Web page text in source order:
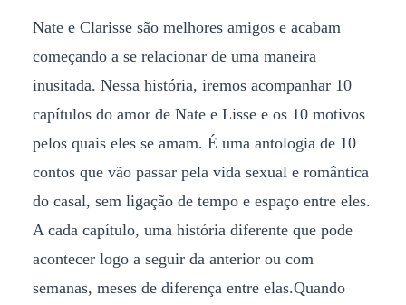
Nate e Clarisse são melhores amigos e acabam
começando a se relacionar de uma maneira
inusitada. Nessa história, iremos acompanhar 10
capítulos do amor de Nate e Lisse e os 10 motivos
pelos quais eles se amam. É uma antologia de 10
contos que vão passar pela vida sexual e romântica
do casal, sem ligação de tempo e espaço entre eles.
A cada capítulo, uma história diferente que pode
acontecer logo a seguir da anterior ou com
semanas, meses de diferença entre elas.Quando